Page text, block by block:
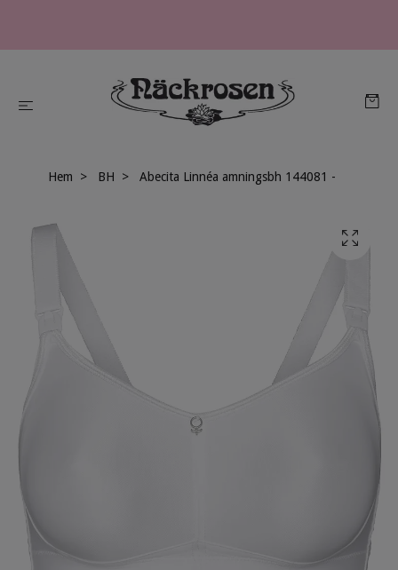
Hem BH Abecita Linnéa amningsbh 144081 -